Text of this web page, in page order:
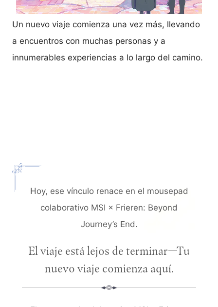
Un nuevo viaje comienza una vez más, llevando
a encuentros con muchas personas y a
innumerables experiencias a lo largo del camino.
Hoy, ese vínculo renace en el mousepad
colaborativo MSI × Frieren: Beyond
Journey’s End.
El viaje está lejos de terminar—Tu
nuevo viaje comienza aquí.